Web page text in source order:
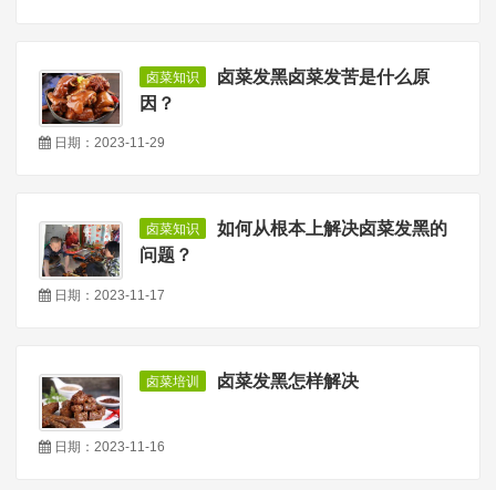
卤菜知识
卤菜发黑卤菜发苦是什么原
因？
日期：2023-11-29
卤菜知识
如何从根本上解决卤菜发黑的
问题？
日期：2023-11-17
卤菜培训 卤菜发黑怎样解决
日期：2023-11-16